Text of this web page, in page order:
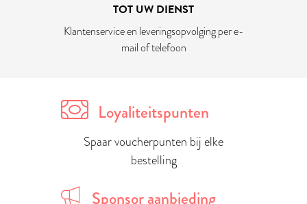
TOT UW DIENST
Klantenservice en leveringsopvolging per e-
mail of telefoon
Loyaliteitspunten
Spaar voucherpunten bij elke
bestelling
Sponsor aanbieding